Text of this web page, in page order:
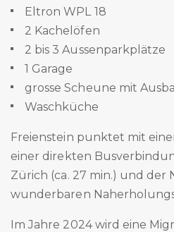
Eltron WPL 18
2 Kachelöfen
2 bis 3 Aussenparkplätze
1 Garage
grosse Scheune mit
Waschküche
Freienstein punktet mit
einer direkten
Zürich (ca. 27 min.) und der
wunderbaren
Im Jahre 2024 wird eine